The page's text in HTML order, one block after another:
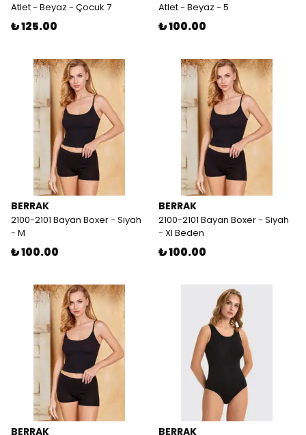
Atlet - Beyaz - Çocuk 7
₺ 125.00
Atlet - Beyaz - 5
₺ 100.00
BERRAK
2100-2101 Bayan Boxer - Siyah
- M
₺ 100.00
BERRAK
2100-2101 Bayan Boxer - Siyah
- Xl Beden
₺ 100.00
BERRAK BERRAK